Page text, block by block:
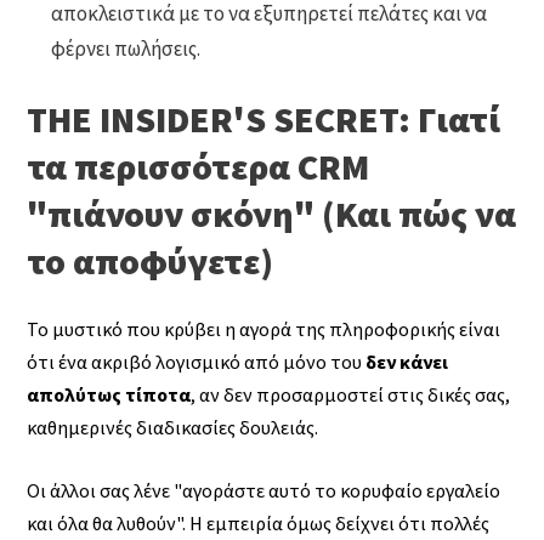
αποκλειστικά με το να εξυπηρετεί πελάτες και να
φέρνει πωλήσεις.
THE INSIDER'S SECRET: Γιατί
τα περισσότερα CRM
"πιάνουν σκόνη" (Και πώς να
το αποφύγετε)
Το μυστικό που κρύβει η αγορά της πληροφορικής είναι
ότι ένα ακριβό λογισμικό από μόνο του δεν κάνει
απολύτως τίποτα, αν δεν προσαρμοστεί στις δικές σας,
καθημερινές διαδικασίες δουλειάς.
Οι άλλοι σας λένε "αγοράστε αυτό το κορυφαίο εργαλείο
και όλα θα λυθούν". Η εμπειρία όμως δείχνει ότι πολλές